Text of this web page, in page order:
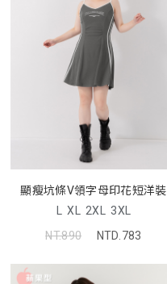
顯瘦坑條V領字母印花短洋裝
L XL 2XL 3XL
NT.890
NTD.783